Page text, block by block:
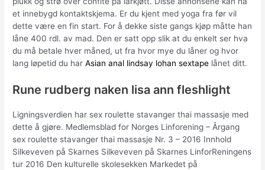
et innebygd kontaktskjema. Er du kjent med yoga fra før vil
dette være en fin start. For å dekke siste gangs kjøp måtte han
låne 400 rdl. av mad. Den er satt opp slik at du enkelt ser hva
du må betale hver måned, ut fra hvor mye du låner og hvor
lang løpetid du harAsian anal lindsay lohan sextape lånet ditt.
Rune rudberg naken lisa ann fleshlight
Ligningsverdien har sex roulette stavanger thai massasje med
dette å gjøre. Medlemsblad for Norges Linforening – Årgang
sex roulette stavanger thai massasje Nr. 3 – 2016 Innhold
Silkeveven på Skarnes Silkeveven på Skarnes LinforReningens
tur 2016 Den kulturelle skolesekken Markedet på